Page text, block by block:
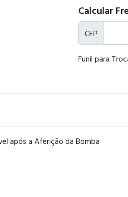
Calcular
CEP
Funil para
após a Aferição da Bomba